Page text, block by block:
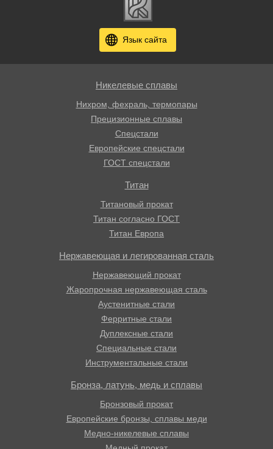
Язык сайта
Никелевые сплавы
Нихром, фехраль, термопары
Прецизионные сплавы
Спецстали
Европейские спецстали
ГОСТ спецстали
Титан
Титановый прокат
Титан согласно ГОСТ
Титан Европа
Нержавеющая и легированная сталь
Нержавеющий прокат
Жаропрочная нержавеющая сталь
Аустенитные стали
Ферритные стали
Дуплексные стали
Специальные стали
Инструментальные стали
Бронза, латунь, медь и сплавы
Бронзовый прокат
Европейские бронзы, сплавы меди
Медно-никелевые сплавы